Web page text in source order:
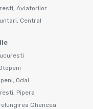
Aviatorilor
Central
Odai
Pipera
Ghencea